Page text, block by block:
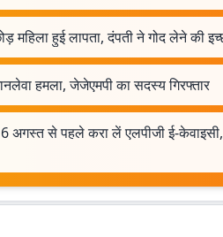
महिला हुई लापता, दंपती ने गोद लेने की
हमला, जेजेएमपी का सदस्य गिरफ्तार
अगस्त से पहले करा लें एलपीजी ई-केवाइसी,